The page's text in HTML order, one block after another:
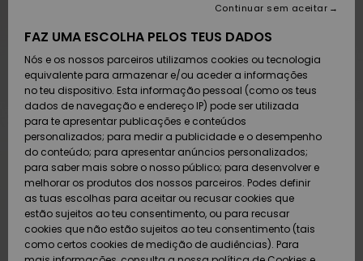
Calçado e
chinelos
Surfe/água
Snow
Artigos
Calçado e
chinelos
Surfe/água
Neve
Artigos
MULHER
chegados
Highlights
Snow
SURF
Crianças
Highlights
Community
SNOW
Artigos
Criança
Snow Shop
Feminino
Highlights
Community
DUPLA
PROMO
Criança
Outlet
Mulher
AJUDA
Devoluções
Pagamento
Cartão
presente
Quiksilver
Freedom
Protecção de
dados
FAZ UMA ESCOLHA PELOS TEUS DADOS
Nós e os nossos parceiros utilizamos cookies ou tecnologia
equivalente para armazenar e/ou aceder a informações
no teu dispositivo. Esta informação pessoal (como os teus
dados de navegação e endereço IP) pode ser utilizada
para te apresentar publicações e conteúdos
personalizados; para medir a publicidade e o desempenho
do conteúdo; para apresentar anúncios personalizados;
para saber mais sobre o nosso público; para desenvolver e
melhorar os produtos dos nossos parceiros. Podes definir
as tuas escolhas para aceitar ou recusar cookies que
estão sujeitos ao teu consentimento, ou para recusar
cookies que não estão sujeitos ao teu consentimento (tais
como certos cookies de medição de audiências). Para
Continuar sem aceitar